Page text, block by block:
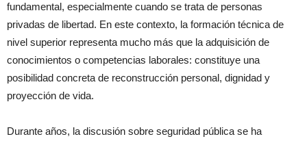
fundamental, especialmente cuando se trata de personas
privadas de libertad. En este contexto, la formación técnica de
nivel superior representa mucho más que la adquisición de
conocimientos o competencias laborales: constituye una
posibilidad concreta de reconstrucción personal, dignidad y
proyección de vida.
Durante años, la discusión sobre seguridad pública se ha